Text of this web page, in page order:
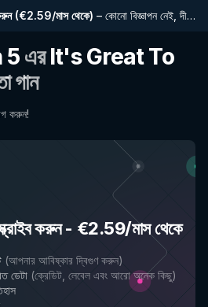
(€2.59/মাস থেকে) – কোনো বিজ্ঞাপন নেই, দীর্ঘতর প্লেলিস্ট, সম্পূর্ণ ইতিহাস এবং নতুন বৈশিষ্ট্যে প্রাথমিক প্রবেশাধিকার
5 এরIt's Great To
গান
করুন!
করুন- €2.59/মাস থেকে
(আপনার আবিষ্কার দ্বিগুণ করুন)
ডেটা (ক্রেডিট, লেবেল এবং আরো অনেক কিছু)